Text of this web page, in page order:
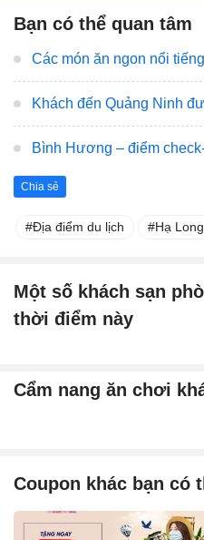
Bạn có thể quan tâm
Các món ăn ngon nổi
Khách đến Quảng Ninh
Bình Hương – điểm
Chia sẻ
Địa điểm du lịch Hạ Long
Một số khách sạn
thời điểm này
Cẩm nang ăn chơi
Coupon khác bạn có